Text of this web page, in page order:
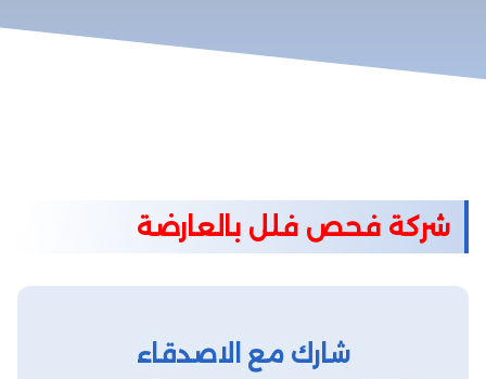
شركة فحص فلل بالعارضة
شارك مع الاصدقاء